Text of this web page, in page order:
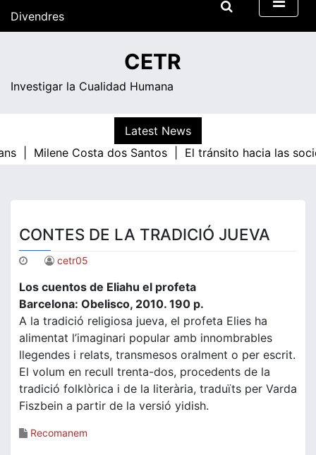
Divendres
CETR
Investigar la Cualidad Humana
Latest News
|
Milene Costa dos Santos | El tránsito hacia las
CONTES DE LA TRADICIÓ JUEVA
cetr05
Los cuentos de Eliahu el profeta
Barcelona: Obelisco, 2010. 190 p.
A la tradició religiosa jueva, el profeta Elies ha
alimentat l’imaginari popular amb innombrables
llegendes i relats, transmesos oralment o per escrit.
El volum en recull trenta-dos, procedents de la
tradició folklòrica i de la literària, traduïts per Varda
Fiszbein a partir de la versió yidish.
Recomanem